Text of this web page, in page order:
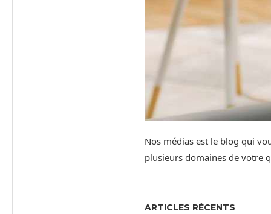
Nos médias est le blog qui
plusieurs domaines de votre
ARTICLES RÉCENTS